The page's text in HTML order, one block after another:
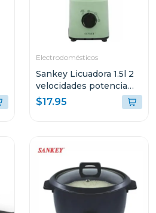
Electrodomésticos
Sankey Licuadora 1.5l 2
velocidades potencia
500w
$17.95